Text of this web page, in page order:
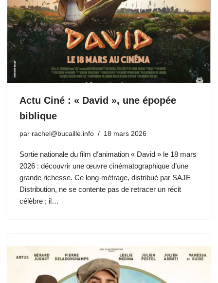
Actu Ciné : « David », une épopée
biblique
par rachel@bucaille.info 18 mars 2026
Sortie nationale du film d’animation « David » le 18 mars
2026 : découvrir une œuvre cinématographique d’une
grande richesse. Ce long-métrage, distribué par SAJE
Distribution, ne se contente pas de retracer un récit
célèbre ; il…